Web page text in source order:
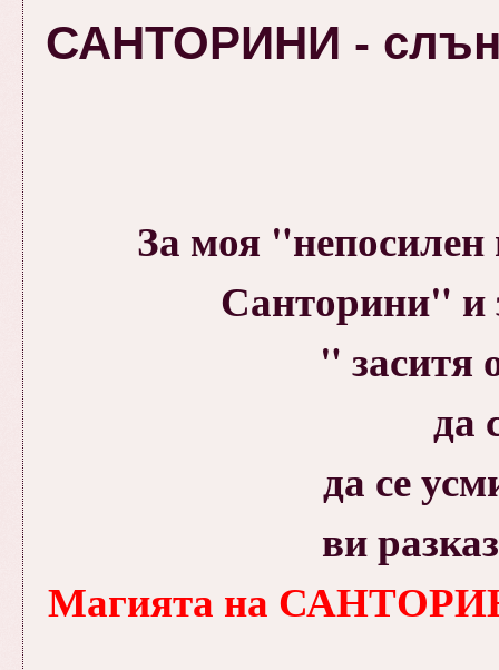
САНТОРИНИ -
За моя
Санторини" и
" заситя
да
да се
ви
Магията на